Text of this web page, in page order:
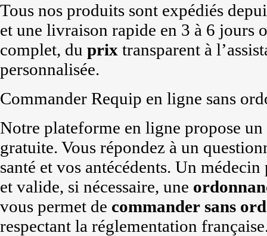
Tous nos produits sont expédiés
et une livraison rapide en 3 à 6 jours
complet, du prix transparent à
personnalisée.
Commander Requip en ligne sans
Notre plateforme en ligne propose
gratuite. Vous répondez à un
santé et vos antécédents. Un
et valide, si nécessaire, une
vous permet de commander sans
respectant la réglementation